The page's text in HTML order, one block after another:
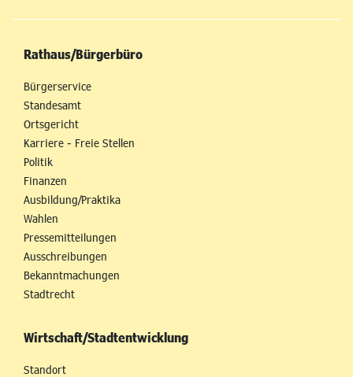
Rathaus/Bürgerbüro
Bürgerservice
Standesamt
Ortsgericht
Karriere - Freie Stellen
Politik
Finanzen
Ausbildung/Praktika
Wahlen
Pressemitteilungen
Ausschreibungen
Bekanntmachungen
Stadtrecht
Wirtschaft/Stadtentwicklung
Standort